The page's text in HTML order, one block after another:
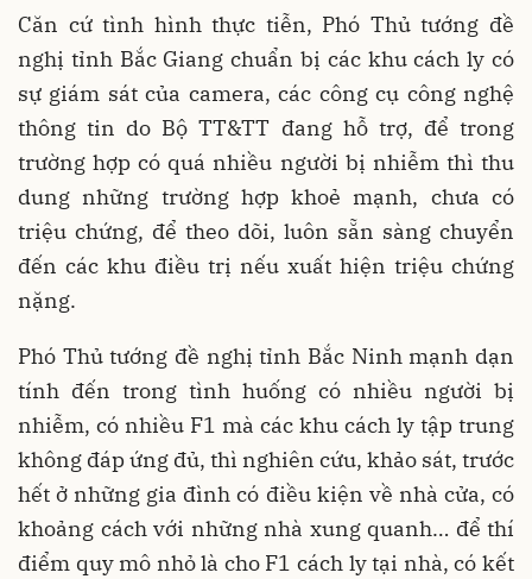
Căn cứ tình hình thực tiễn, Phó Thủ tướng đề
nghị tỉnh Bắc Giang chuẩn bị các khu cách ly có
sự giám sát của camera, các công cụ công nghệ
thông tin do Bộ TT&TT đang hỗ trợ, để trong
trường hợp có quá nhiều người bị nhiễm thì thu
dung những trường hợp khoẻ mạnh, chưa có
triệu chứng, để theo dõi, luôn sẵn sàng chuyển
đến các khu điều trị nếu xuất hiện triệu chứng
nặng.
Phó Thủ tướng đề nghị tỉnh Bắc Ninh mạnh dạn
tính đến trong tình huống có nhiều người bị
nhiễm, có nhiều F1 mà các khu cách ly tập trung
không đáp ứng đủ, thì nghiên cứu, khảo sát, trước
hết ở những gia đình có điều kiện về nhà cửa, có
khoảng cách với những nhà xung quanh… để thí
điểm quy mô nhỏ là cho F1 cách ly tại nhà, có kết